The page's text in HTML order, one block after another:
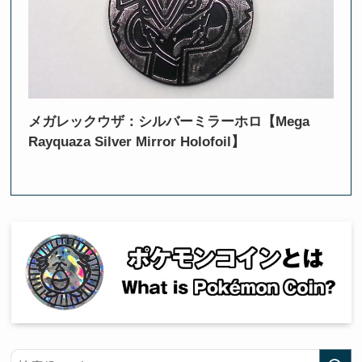
メガレックウザ：シルバーミラーホロ【Mega
Rayquaza Silver Mirror Holofoil】